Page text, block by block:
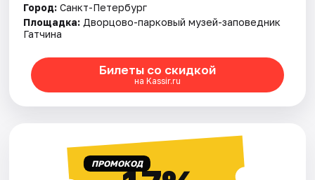
Город: Санкт-Петербург
Площадка: Дворцово-парковый музей-заповедник
Гатчина
Билеты со скидкой
на Kassir.ru
ПРОМОКОД